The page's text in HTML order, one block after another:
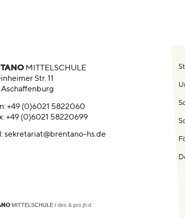
MITTELSCHULE
Str. 11
Aschaffenburg
+49 (0)6021 5822060
+49 (0)6021 58220699
sekretariat@brentano-hs.de
MITTELSCHULE / des & pro jh:d